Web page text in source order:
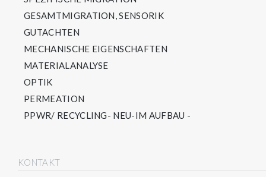
GESAMTMIGRATION, SENSORIK
GUTACHTEN
MECHANISCHE EIGENSCHAFTEN
MATERIALANALYSE
OPTIK
PERMEATION
PPWR/ RECYCLING- NEU-IM AUFBAU -
KONTAKT